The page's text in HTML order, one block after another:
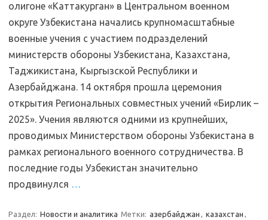
олигоне «Каттакурган» в Центральном военном
округе Узбекистана начались крупномасштабные
военные учения с участием подразделений
министерств обороны Узбекистана, Казахстана,
Таджикистана, Кыргызской Республики и
Азербайджана. 14 октября прошла церемония
открытия Региональных совместных учений «Бирлик –
2025». Учения являются одними из крупнейших,
проводимых Министерством обороны Узбекистана в
рамках регионального военного сотрудничества. В
последние годы Узбекистан значительно
продвинулся …
Раздел: Новости и аналитика Метки: азербайджан , казахстан ,